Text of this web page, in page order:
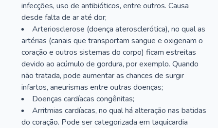
infecções, uso de antibióticos, entre outros. Causa
desde falta de ar até dor;
Arteriosclerose (doença aterosclerótica), no qual as
artérias (canais que transportam sangue e oxigenam o
coração e outros sistemas do corpo) ficam estreitas
devido ao acúmulo de gordura, por exemplo. Quando
não tratada, pode aumentar as chances de surgir
infartos, aneurismas entre outras doenças;
Doenças cardíacas congênitas;
Arritmias cardíacas, no qual há alteração nas batidas
do coração. Pode ser categorizada em taquicardia